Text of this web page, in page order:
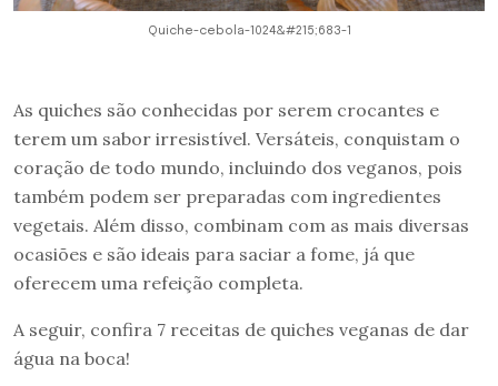
Quiche-cebola-1024&#215;683-1
As quiches são conhecidas por serem crocantes e
terem um sabor irresistível. Versáteis, conquistam o
coração de todo mundo, incluindo dos veganos, pois
também podem ser preparadas com ingredientes
vegetais. Além disso, combinam com as mais diversas
ocasiões e são ideais para saciar a fome, já que
oferecem uma refeição completa.
A seguir, confira 7 receitas de quiches veganas de dar
água na boca!